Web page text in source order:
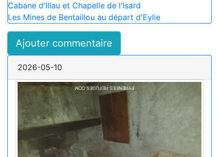
Cabane d'Illau et Chapelle de l'Isard
Les Mines de Bentaillou au départ d'Eylie
Ajouter commentaire
2026-05-10